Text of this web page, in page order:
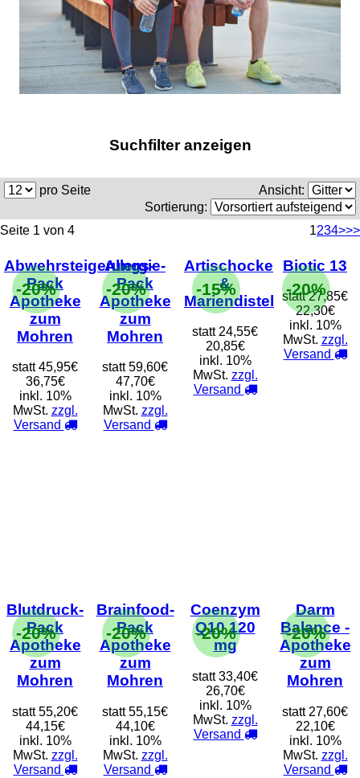
Suchfilter anzeigen
pro Seite
Ansicht:
Sortierung:
Seite 1 von 4
1234>>>
-20%
Abwehrsteigerungs-
Pack
Apotheke
zum
Mohren
statt45,95€
36,75€
inkl. 10%
MwSt. zzgl.
Versand
-20%
Allergie-
Pack
Apotheke
zum
Mohren
statt59,60€
47,70€
inkl. 10%
MwSt. zzgl.
Versand
-15%
Artischocke
&
Mariendistel
statt 24,55€
20,85€
inkl. 10%
MwSt. zzgl.
Versand
-20%
Biotic 13
statt27,85€
22,30€
inkl. 10%
MwSt. zzgl.
Versand
-20%
Blutdruck-
Pack
Apotheke
zum
Mohren
statt55,20€
44,15€
inkl. 10%
MwSt. zzgl.
Versand
-20%
Brainfood-
Pack
Apotheke
zum
Mohren
statt55,15€
44,10€
inkl. 10%
MwSt. zzgl.
Versand
-20%
Coenzym
Q10 120
mg
statt33,40€
26,70€
inkl. 10%
MwSt. zzgl.
Versand
-20%
Darm
Balance -
Apotheke
zum
Mohren
statt 27,60€
22,10€
inkl. 10%
MwSt. zzgl.
Versand